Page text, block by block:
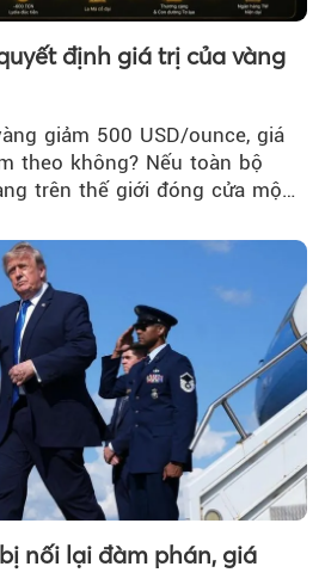
định giá trị của vàng
giảm 500 USD/ounce, giá
theo không? Nếu toàn bộ
trên thế giới đóng cửa một
nối lại đàm phán, giá